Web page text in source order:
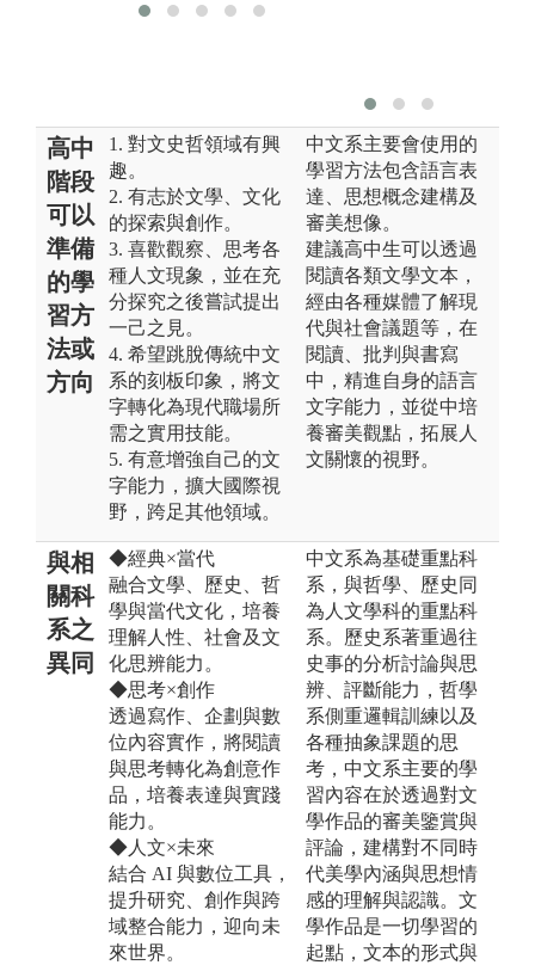
高中
階段
可以
準備
的學
習方
法或
方向
1. 對文史哲領域有興
趣。
2. 有志於文學、文化
的探索與創作。
3. 喜歡觀察、思考各
種人文現象，並在充
分探究之後嘗試提出
一己之見。
4. 希望跳脫傳統中文
系的刻板印象，將文
字轉化為現代職場所
需之實用技能。
5. 有意增強自己的文
字能力，擴大國際視
野，跨足其他領域。
中文系主要會使用的
學習方法包含語言表
達、思想概念建構及
審美想像。
建議高中生可以透過
閱讀各類文學文本，
經由各種媒體了解現
代與社會議題等，在
閱讀、批判與書寫
中，精進自身的語言
文字能力，並從中培
養審美觀點，拓展人
文關懷的視野。
與相
關科
系之
異同
◆經典×當代
融合文學、歷史、哲
學與當代文化，培養
理解人性、社會及文
化思辨能力。
◆思考×創作
透過寫作、企劃與數
位內容實作，將閱讀
與思考轉化為創意作
品，培養表達與實踐
能力。
◆人文×未來
結合 AI 與數位工具，
提升研究、創作與跨
域整合能力，迎向未
來世界。
中文系為基礎重點科
系，與哲學、歷史同
為人文學科的重點科
系。歷史系著重過往
史事的分析討論與思
辨、評斷能力，哲學
系側重邏輯訓練以及
各種抽象課題的思
考，中文系主要的學
習內容在於透過對文
學作品的審美鑒賞與
評論，建構對不同時
代美學內涵與思想情
感的理解與認識。文
學作品是一切學習的
起點，文本的形式與